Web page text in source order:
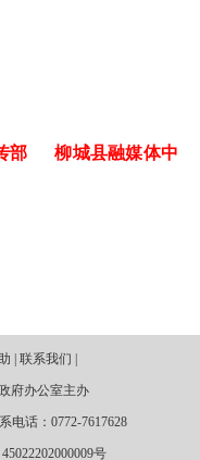
部 柳城县融媒体中
| 联系我们 |
府办公室主办
电话：0772-7617628
号